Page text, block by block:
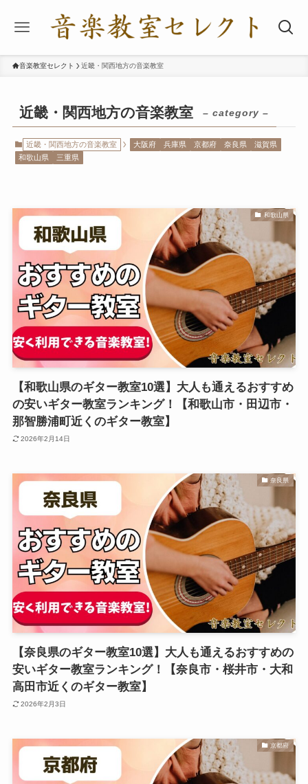
音楽教室セレクト 近畿・関西地方の音楽教室
近畿・関西地方の音楽教室 – category –
近畿・関西地方の音楽教室 大阪府 兵庫県 京都府 奈良県
滋賀県
和歌山県
三重県
和歌山県
【和歌山県のギター教室10選】大人も通えるおすすめ
の安いギター教室ランキング！【和歌山市・田辺市・
那智勝浦町近くのギター教室】
2026年2月14日
奈良県
【奈良県のギター教室10選】大人も通えるおすすめの
安いギター教室ランキング！【奈良市・桜井市・大和
高田市近くのギター教室】
2026年2月3日
京都府